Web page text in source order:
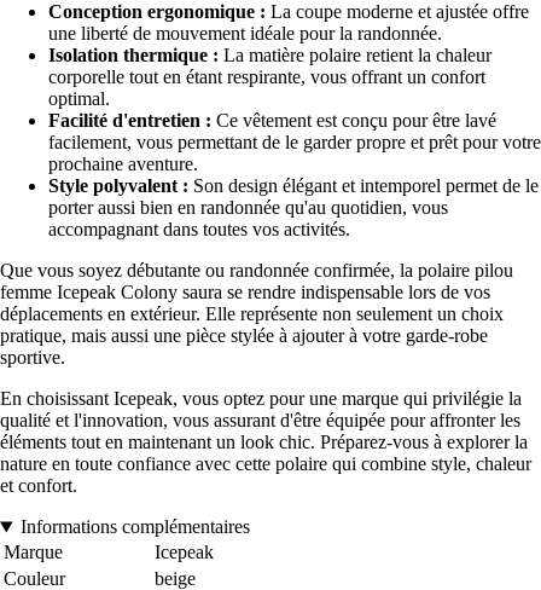
Conception ergonomique : La coupe moderne et ajustée offre
une liberté de mouvement idéale pour la randonnée.
Isolation thermique : La matière polaire retient la chaleur
corporelle tout en étant respirante, vous offrant un confort
optimal.
Facilité d'entretien : Ce vêtement est conçu pour être lavé
facilement, vous permettant de le garder propre et prêt pour votre
prochaine aventure.
Style polyvalent : Son design élégant et intemporel permet de le
porter aussi bien en randonnée qu'au quotidien, vous
accompagnant dans toutes vos activités.
Que vous soyez débutante ou randonnée confirmée, la polaire pilou
femme Icepeak Colony saura se rendre indispensable lors de vos
déplacements en extérieur. Elle représente non seulement un choix
pratique, mais aussi une pièce stylée à ajouter à votre garde-robe
sportive.
En choisissant Icepeak, vous optez pour une marque qui privilégie la
qualité et l'innovation, vous assurant d'être équipée pour affronter les
éléments tout en maintenant un look chic. Préparez-vous à explorer la
nature en toute confiance avec cette polaire qui combine style, chaleur
et confort.
Informations complémentaires
Marque
Icepeak
Couleur
beige